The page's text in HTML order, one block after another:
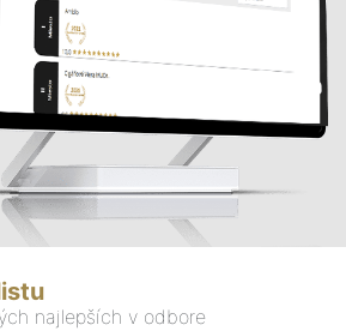
najlepších v odbore